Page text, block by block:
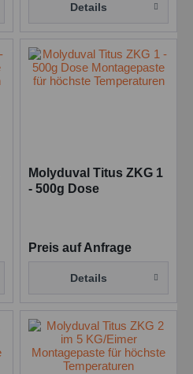
Details
Molyduval Titus ZKG 1
- 500g Dose
Preis auf Anfrage
Details